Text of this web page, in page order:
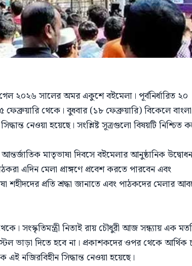
২০২৬ সালের অমর একুশে বইমেলা। পূর্বনির্ধারিত ২০
থেকে। বুধবার (১৮ ফেব্রুয়ারি) বিকেলে বাংলা
নেওয়া হয়েছে। সংশ্লিষ্ট সূত্রগুলো বিষয়টি নিশ্চিত
মাতৃভাষা দিবসে বইমেলার আনুষ্ঠানিক
এদিন মেলা প্রাঙ্গণে প্রবেশ করতে পারবেন এবং
প্রতি শ্রদ্ধা জানাতে এবং পাঠকদের মেলার
সংস্কৃতিমন্ত্রী নিতাই রায় চৌধুরী আজ সন্ধ্যায় এক
ভাড়া দিতে হবে না। প্রকাশকদের ওপর থেকে আর্থিক
নজিরবিহীন সিদ্ধান্ত নেওয়া হয়েছে।